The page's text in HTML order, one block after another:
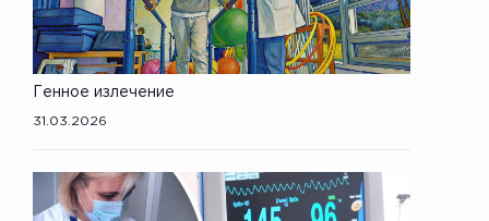
Генное излечение
31.03.2026